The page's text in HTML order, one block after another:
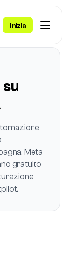
Inizia
Meta
gratuito